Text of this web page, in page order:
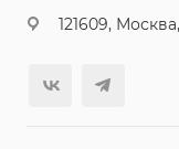
121609,